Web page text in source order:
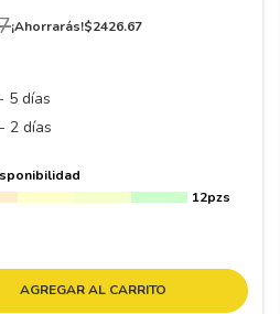
¡Ahorrarás!$2426.67
5 días
2 días
12pzs
AGREGAR AL CARRITO
265